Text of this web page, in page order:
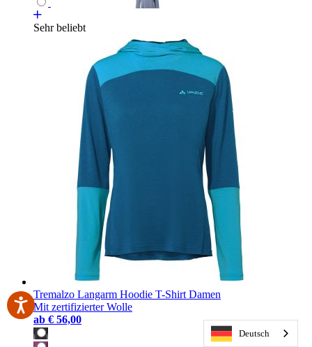
Sehr beliebt
Tremalzo Langarm Hoodie T-Shirt Damen
Mit zertifizierter Wolle
ab € 56,00
Deutsch